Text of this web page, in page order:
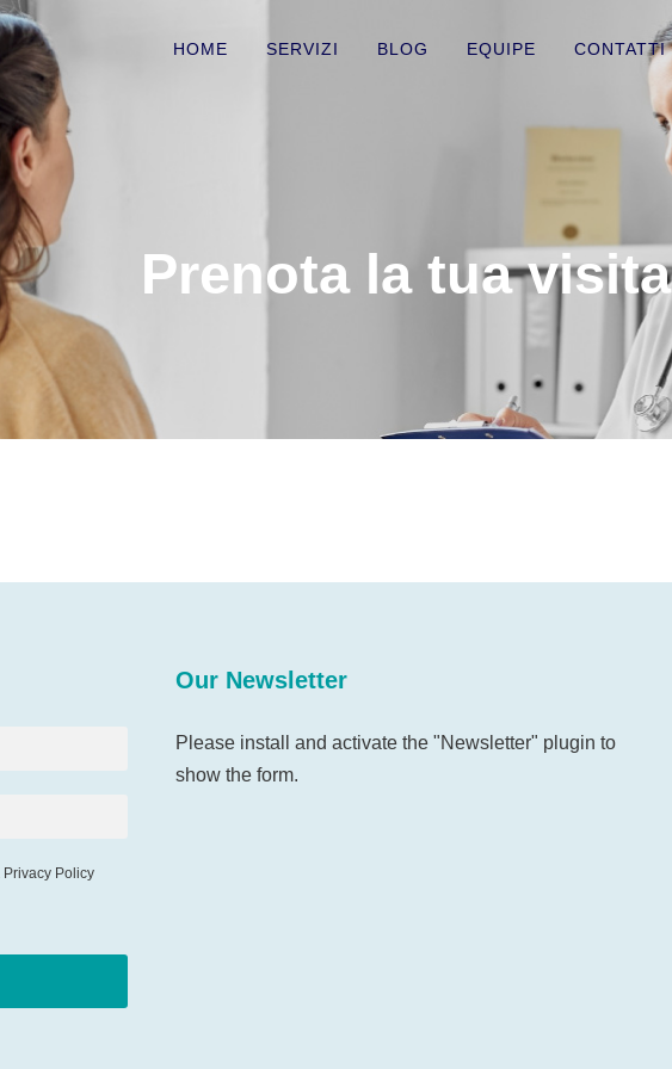
HOME SERVIZI BLOG EQUIPE CONTATTI
Prenota la tua visita
Privacy Policy
Our Newsletter
Please install and activate the "Newsletter" plugin to
show the form.